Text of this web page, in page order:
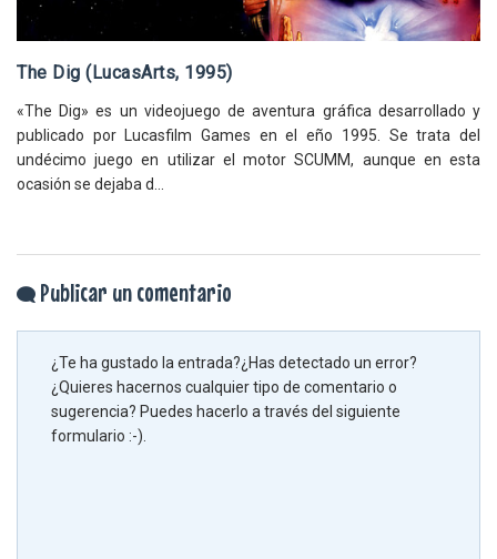
The Dig (LucasArts, 1995)
«The Dig» es un videojuego de aventura gráfica desarrollado y
publicado por Lucasfilm Games en el eño 1995. Se trata del
undécimo juego en utilizar el motor SCUMM, aunque en esta
ocasión se dejaba d...
Publicar un comentario
¿Te ha gustado la entrada?¿Has detectado un error?
¿Quieres hacernos cualquier tipo de comentario o
sugerencia? Puedes hacerlo a través del siguiente
formulario :-).